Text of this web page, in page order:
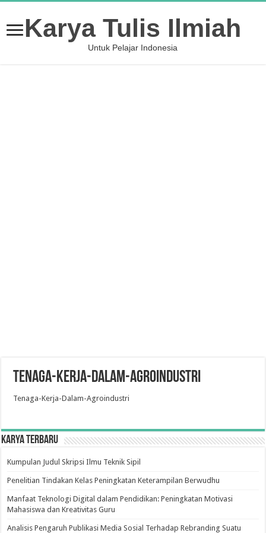
Karya Tulis Ilmiah
Untuk Pelajar Indonesia
Tenaga-Kerja-Dalam-Agroindustri
Tenaga-Kerja-Dalam-Agroindustri
Karya Terbaru
Kumpulan Judul Skripsi Ilmu Teknik Sipil
Penelitian Tindakan Kelas Peningkatan Keterampilan Berwudhu
Manfaat Teknologi Digital dalam Pendidikan: Peningkatan Motivasi
Mahasiswa dan Kreativitas Guru
Analisis Pengaruh Publikasi Media Sosial Terhadap Rebranding Suatu